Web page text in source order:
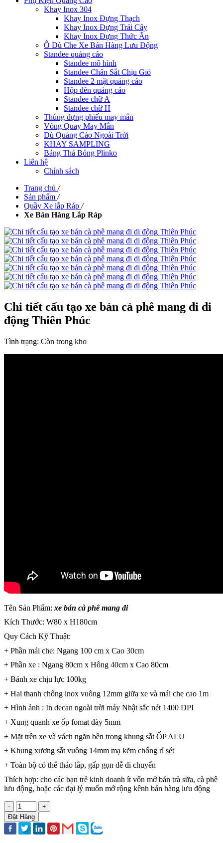
Khay Inox 304
Khay Inox Đựng Thạch
Khay Inox Đựng Trái Cây
Khay Inox Đựng Thức Ăn
Ô Dù Che Xe Bán Hàng Lưu Động
Standee quảng cáo
Standee mô hình
Standee Chân Sắt Chịu Gió
Standee 2 mặt quảng cáo
Hộp đèn quảng cáo
Standee chữ A
Standee chữ H
Thùng đựng phiếu may mắn
Vòng Quay May Mắn
Dù Quảng Cáo Ngoài Trời
KHAY SAMPLING
Bảng Thả Bóng Plinko
Liên hệ
Chính sách
Trang chủ /
Sản phẩm /
Quầy Xe lắp Ráp /
Xe Bán Hàng Lắp Ráp
Chi tiết cấu tạo xe bán cà phê mang đi di
động Thiên Phúc
Tình trạng: Còn trong kho
Tên Sản Phẩm: xe bán cà phê mang đi
Kích Thước: W80 x H180cm
Quy Cách Kỹ Thuật:
+ Phần mái che: Ngang 100 cm x Cao 30cm
+ Phần xe : Ngang 80cm x Hông 40cm x Cao 80cm
+ Bánh xe chịu lực 100kg
+ Hai thanh chống inox vuông 12mm giữa xe và mái che cao 1m
+ Hình ảnh : In decan ngoài trời máy Nhật sắc nét 1400 DPI
+ Xung quanh xe ốp fomat dày 5mm
+ Mặt trên xe và vách ngăn bên trong khung sắt ỐP ALU
+ Khung xương sắt vuông 14mm mạ kẽm chống rỉ sét
+ Toàn bộ có thể tháo lắp, gấp gọn dễ di chuyển
Thích hợp: cho các bạn trẻ kinh doanh ít vốn mở bán trà sữa, cà phê
lưu động, hoặc các đại lý muốn mở rộng kênh bán hàng lưu động
-
+
Đặt Hàng